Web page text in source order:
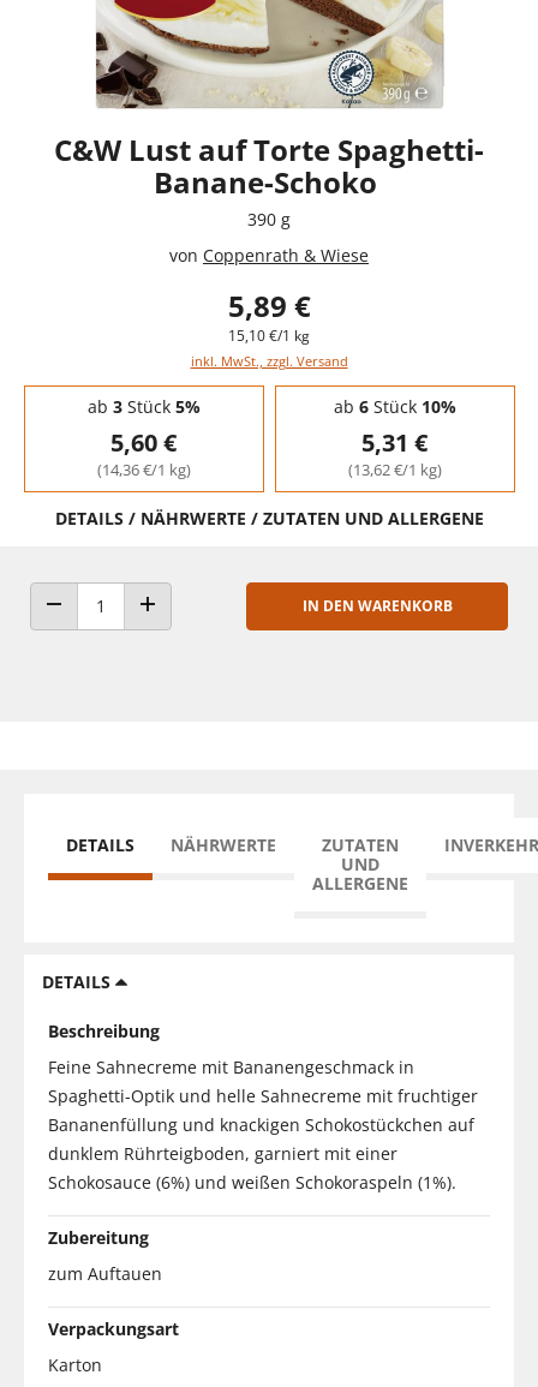
C&W Lust auf Torte Spaghetti-
Banane-Schoko
390 g
von Coppenrath & Wiese
5,89 €
15,10 €/1 kg
inkl. MwSt., zzgl. Versand
Staffelpreise - Mengenrabatt
ab 3Stück 5%
5,60 €
(14,36 €/1 kg)
ab 6Stück 10%
5,31 €
(13,62 €/1 kg)
DETAILS / NÄHRWERTE / ZUTATEN UND ALLERGENE
ANZAHL VERRINGERNANZAHL ERHÖHEN
IN DEN WARENKORB
DETAILS NÄHRWERTE
ZUTATEN
UND
ALLERGENE
DETAILS
Beschreibung
Feine Sahnecreme mit Bananengeschmack in
Spaghetti-Optik und helle Sahnecreme mit fruchtiger
Bananenfüllung und knackigen Schokostückchen auf
dunklem Rührteigboden, garniert mit einer
Schokosauce (6%) und weißen Schokoraspeln (1%).
Zubereitung
zum Auftauen
Verpackungsart
Karton